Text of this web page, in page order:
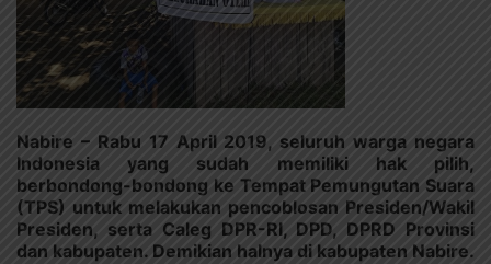
Nabire – Rabu 17 April 2019, seluruh warga negara
Indonesia yang sudah memiliki hak pilih,
berbondong-bondong ke Tempat Pemungutan Suara
(TPS) untuk melakukan pencoblosan Presiden/Wakil
Presiden, serta Caleg DPR-RI, DPD, DPRD Provinsi
dan kabupaten. Demikian halnya di kabupaten Nabire.